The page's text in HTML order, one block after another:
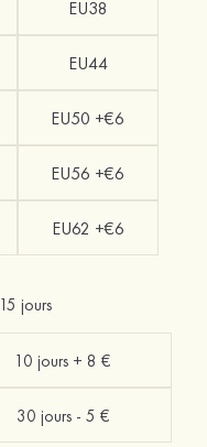
EU38
EU44
EU50 +€6
EU56 +€6
EU62 +€6
15 jours
10 jours + 8 €
30 jours - 5 €